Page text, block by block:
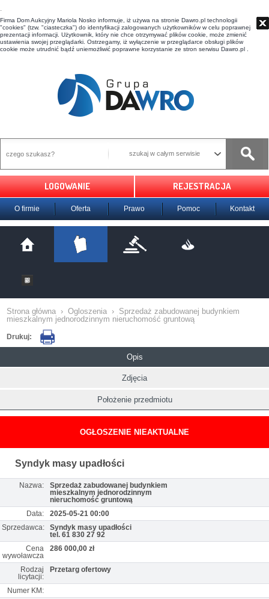
t
Firma Dom Aukcyjny Mariola Nosko informuje, iż używa na stronie Dawro.pl technologii
"cookies" (tzw. "ciasteczka") do identyfikacji zalogowanych użytkowników w celu poprawnej
prezentacji informacji. Użytkownik, który nie chce otrzymywać plików cookie, może zmienić
ustawienia swojej przeglądarki. Ostrzegamy, iż wyłączenie w przeglądarce obsługi plików
cookie może utrudnić bądź uniemożliwić poprawne korzystanie ze stron serwisu Dawro.pl .
szukaj w całym serwisie
LOGOWANIE REJESTRACJA
O firmie Oferta Prawo Pomoc Kontakt
Strona główna › Ogloszenia › Sprzedaż zabudowanej budynkiem
mieszkalnym jednorodzinnym nieruchomość gruntową
Drukuj:
Opis
Zdjęcia
Położenie przedmiotu
OGŁOSZENIE NIEAKTUALNE
Syndyk masy upadłości
Nazwa:
Sprzedaż zabudowanej budynkiem
mieszkalnym jednorodzinnym
nieruchomość gruntową
Data:
2025-05-21 00:00
Sprzedawca:
Syndyk masy upadłości
tel. 61 830 27 92
Cena
wywoławcza
286 000,00 zł
Rodzaj
licytacji:
Przetarg ofertowy
Numer KM: